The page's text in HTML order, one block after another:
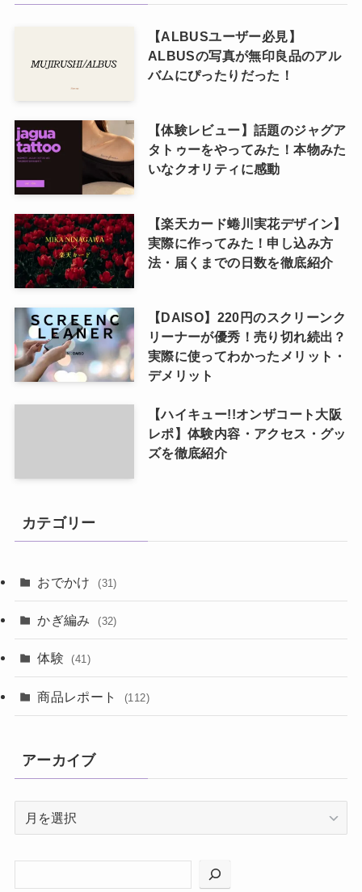
【ALBUSユーザー必見】
ALBUSの写真が無印良品のアル
バムにぴったりだった！
【体験レビュー】話題のジャグア
タトゥーをやってみた！本物みた
いなクオリティに感動
【楽天カード蜷川実花デザイン】
実際に作ってみた！申し込み方
法・届くまでの日数を徹底紹介
【DAISO】220円のスクリーンク
リーナーが優秀！売り切れ続出？
実際に使ってわかったメリット・
デメリット
【ハイキュー!!オンザコート大阪
レポ】体験内容・アクセス・グッ
ズを徹底紹介
カテゴリー
おでかけ (31)
かぎ編み (32)
体験 (41)
商品レポート (112)
アーカイブ